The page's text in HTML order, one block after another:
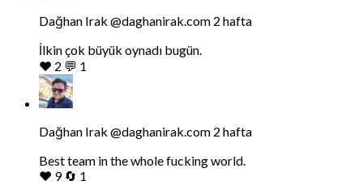
tarafindan
yazilan
gonderiyi
goruntule
Dağhan Irak @daghanirak.com 2 hafta
İlkin çok büyük oynadı bugün.
❤️ 2 💬 1
Bluesky'da
Dağhan
Irak
tarafindan
yazilan
gonderiyi
goruntule
Dağhan Irak @daghanirak.com 2 hafta
Best team in the whole fucking world.
❤️ 9 🔄 1